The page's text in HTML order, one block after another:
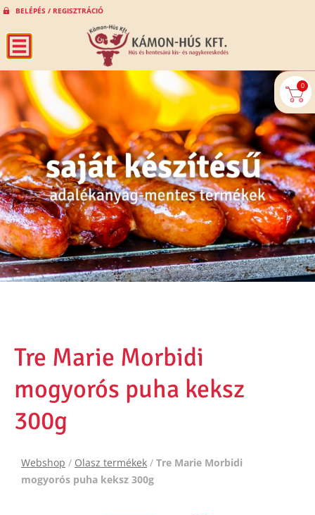
BELÉPÉS / REGISZTRÁCIÓ
0
Tre Marie Morbidi
mogyorós puha keksz
300g
Webshop / Olasz termékek / Tre Marie Morbidi
mogyorós puha keksz 300g